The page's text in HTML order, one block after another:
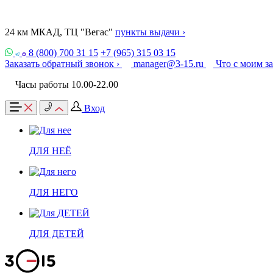
24 км МКАД, ТЦ "Вегас" пункты выдачи ›
8 (800) 700 31 15 +7 (965) 315 03 15
Заказать обратный звонок ›
manager@3-15.ru
Что с моим
Часы работы 10.00-22.00
Вход
ДЛЯ НЕЁ
ДЛЯ НЕГО
ДЛЯ ДЕТЕЙ